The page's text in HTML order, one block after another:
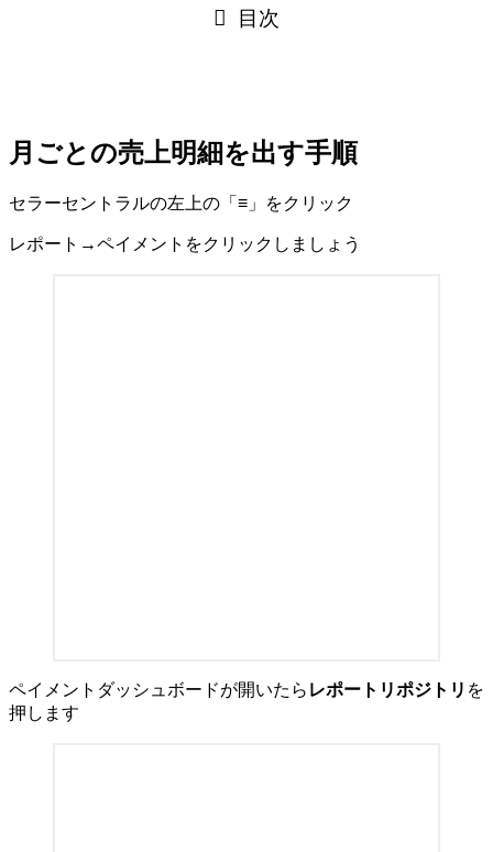
目次
月ごとの売上明細を出す手順
セラーセントラルの左上の「≡」をクリック
レポート→ペイメントをクリックしましょう
ペイメントダッシュボードが開いたら レポートリポジトリ を
押します